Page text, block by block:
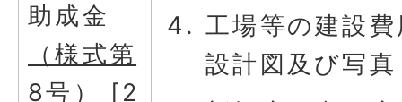
助成金
（様式第
8号） [2
工場等の建設
設計図及び写真